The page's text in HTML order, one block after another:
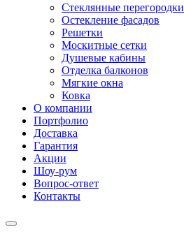
Стеклянные перегородки
Остекление фасадов
Решетки
Москитные сетки
Душевые кабины
Отделка балконов
Мягкие окна
Ковка
О компании
Портфолио
Доставка
Гарантия
Акции
Шоу-рум
Вопрос-ответ
Контакты